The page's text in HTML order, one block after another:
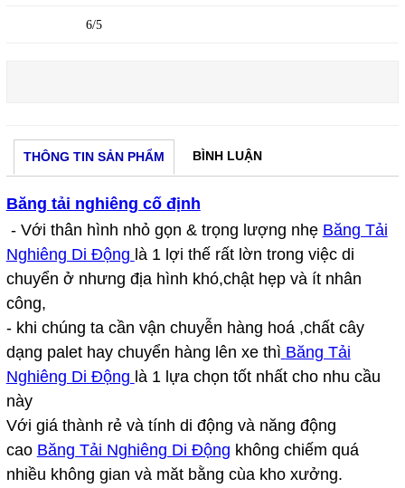
6/5
THÔNG TIN SẢN PHẨM BÌNH LUẬN
Băng tải nghiêng cố định
- Với thân hình nhỏ gọn & trọng lượng nhẹ Băng Tải
Nghiêng Di Động là 1 lợi thế rất lờn trong việc di
chuyển ở nhưng địa hình khó,chật hẹp và ít nhân
công,
- khi chúng ta cần vận chuyễn hàng hoá ,chất cây
dạng palet hay chuyển hàng lên xe thì Băng Tải
Nghiêng Di Động là 1 lựa chọn tốt nhất cho nhu cầu
này
Với giá thành rẻ và tính di động và năng động
cao Băng Tải Nghiêng Di Động không chiếm quá
nhiều không gian và măt bằng cùa kho xưởng.